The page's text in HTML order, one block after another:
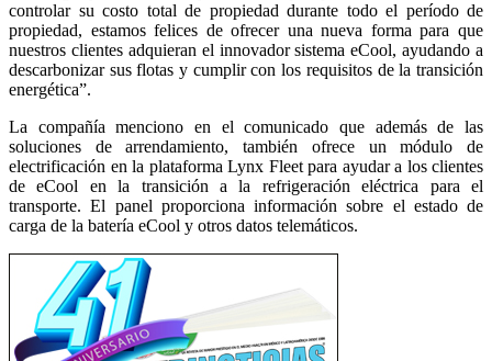
controlar su costo total de propiedad durante todo el período de
propiedad, estamos felices de ofrecer una nueva forma para que
nuestros clientes adquieran el innovador sistema eCool, ayudando a
descarbonizar sus flotas y cumplir con los requisitos de la transición
energética”.
La compañía menciono en el comunicado que además de las
soluciones de arrendamiento, también ofrece un módulo de
electrificación en la plataforma Lynx Fleet para ayudar a los clientes
de eCool en la transición a la refrigeración eléctrica para el
transporte. El panel proporciona información sobre el estado de
carga de la batería eCool y otros datos telemáticos.